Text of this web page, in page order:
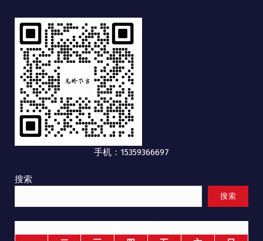
手机：15359366697
搜索
搜索